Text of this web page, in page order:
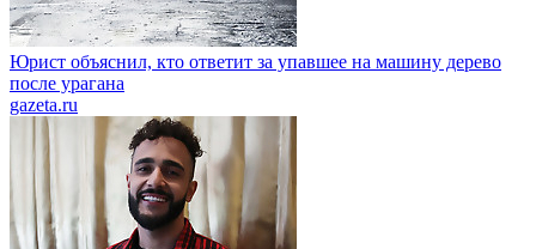
Юрист объяснил, кто ответит за упавшее на машину дерево
после урагана
gazeta.ru